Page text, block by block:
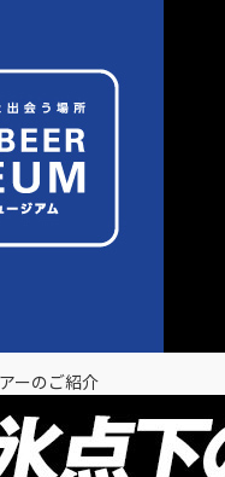
ーのご紹介